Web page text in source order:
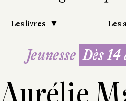
Les livres Les
Jeunesse Dès 14